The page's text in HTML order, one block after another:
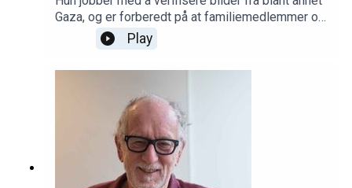
Gaza, og er forberedt på at familiemedlemmer og
barndomsvenner kan dø. I denne episoden
forteller hun hva hun savner i den norske
mediedekningen nå.
Play